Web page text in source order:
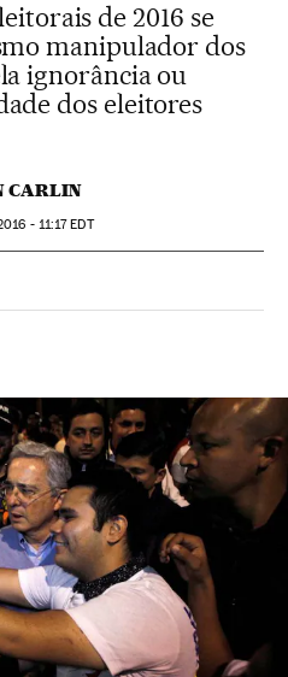
de 2016 se
manipulador dos
ignorância ou
dos eleitores
CARLIN
- 11:17EDT
Sociales